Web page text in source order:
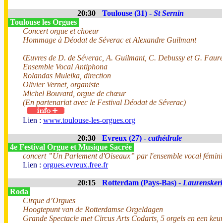
20:30 Toulouse (31) - St Sernin
Toulouse les Orgues
Concert orgue et choeur
Hommage à Déodat de Séverac et Alexandre Guilmant
Œuvres de D. de Séverac, A. Guilmant, C. Debussy et G.
Ensemble Vocal Antiphona
Rolandas Muleika, direction
Olivier Vernet, organiste
Michel Bouvard, orgue de chœur
(En partenariat avec le Festival Déodat de Séverac)
Lien : www.toulouse-les-orgues.org
20:30 Evreux (27) - cathédrale
4e Festival Orgue et Musique Sacrée
concert ”Un Parlement d'Oiseaux” par l'ensemble vocal
Lien : orgues.evreux.free.fr
20:15 Rotterdam (Pays-Bas) -
Roda
Cirque d’Orgues
Hoogtepunt van de Rotterdamse Orgeldagen
Grande Spectacle met Circus Arts Codarts, 5 orgels en een